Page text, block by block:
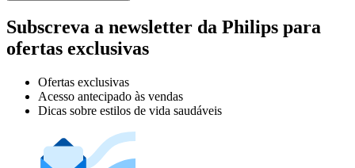
Subscreva a newsletter da Philips para
ofertas exclusivas
Ofertas exclusivas
Acesso antecipado às vendas
Dicas sobre estilos de vida saudáveis